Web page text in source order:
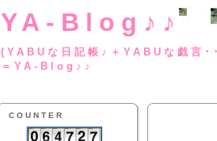
YA-Blog♪♪
(YABUな日記帳♪
＝YA-Blog♪♪
COUNTER